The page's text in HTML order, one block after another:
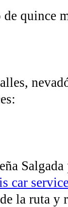
quince
car
la ruta y